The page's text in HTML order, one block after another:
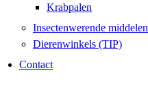
Krabpalen
Insectenwerende middelen
Dierenwinkels (TIP)
Contact